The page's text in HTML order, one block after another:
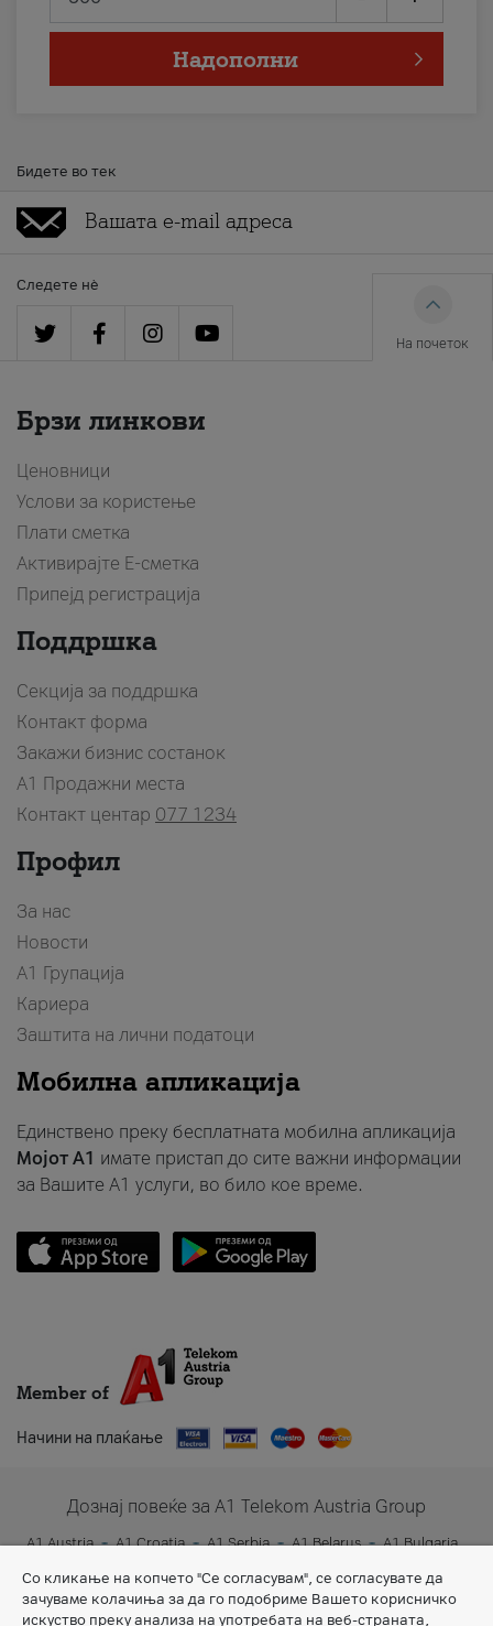
Надополни
Бидете во тек
Следете нè
На почеток
Брзи линкови
Ценовници
Услови за користење
Плати сметка
Активирајте Е-сметка
Припејд регистрација
Поддршка
Секција за поддршка
Контакт форма
Закажи бизнис состанок
A1 Продажни места
Контакт центар 077 1234
Профил
За нас
Новости
А1 Групација
Кариера
Заштита на лични податоци
Мобилна апликација
Единствено преку бесплатната мобилна апликација
Мојот A1 имате пристап до сите важни информации
за Вашите A1 услуги, во било кое време.
Member of
Начини на плаќање
Дознај повеќе за A1 Telekom Austria Group
A1 Austria A1 Croatia A1 Serbia A1 Belarus
A1 Bulgaria
Со кликање на копчето "Се согласувам", се согласувате да
зачуваме колачиња за да го подобриме Вашето корисничко
искуство преку анализа на употребата на веб-страната,